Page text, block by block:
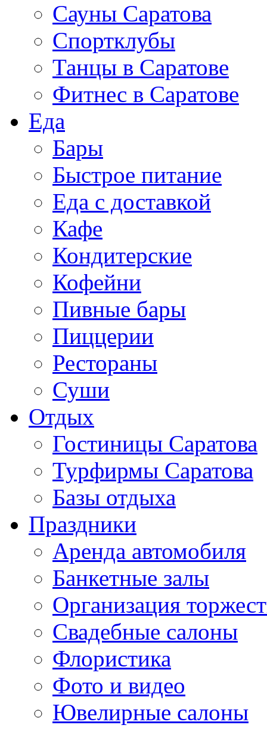
Сауны Саратова
Спортклубы
Танцы в Саратове
Фитнес в Саратове
Еда
Бары
Быстрое питание
Еда с доставкой
Кафе
Кондитерские
Кофейни
Пивные бары
Пиццерии
Рестораны
Суши
Отдых
Гостиницы Саратова
Турфирмы Саратова
Базы отдыха
Праздники
Аренда автомобиля
Банкетные залы
Организация
Свадебные салоны
Флористика
Фото и видео
Ювелирные салоны